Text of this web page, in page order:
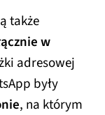
także
w
adresowej
były
, na którym